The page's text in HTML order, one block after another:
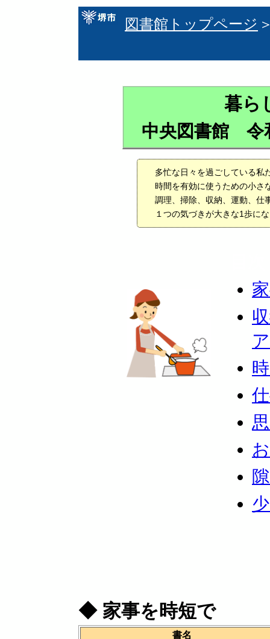
図書館トップページ
暮ら
中央図書館 令
多忙な日々を過ごしている私
時間を有効に使うための小さ
調理、掃除、収納、運動、仕
１つの気づきが大きな1歩に
ア
◆ 家事を時短で
書名